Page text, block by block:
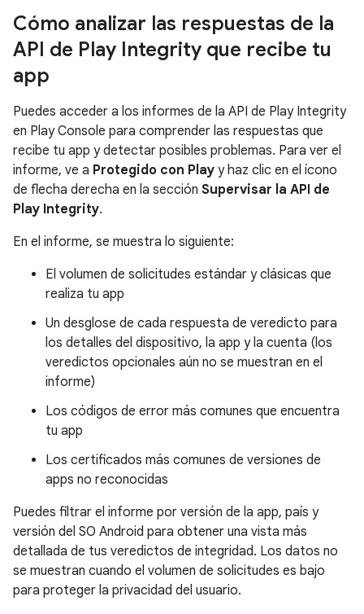
Cómo analizar las respuestas de la
API de Play Integrity que recibe tu
app
Puedes acceder a los informes de la API de Play Integrity
en Play Console para comprender las respuestas que
recibe tu app y detectar posibles problemas. Para ver el
informe, ve a Protegido con Play y haz clic en el ícono
de flecha derecha en la sección Supervisar la API de
Play Integrity.
En el informe, se muestra lo siguiente:
El volumen de solicitudes estándar y clásicas que
realiza tu app
Un desglose de cada respuesta de veredicto para
los detalles del dispositivo, la app y la cuenta (los
veredictos opcionales aún no se muestran en el
informe)
Los códigos de error más comunes que encuentra
tu app
Los certificados más comunes de versiones de
apps no reconocidas
Puedes filtrar el informe por versión de la app, país y
versión del SO Android para obtener una vista más
detallada de tus veredictos de integridad. Los datos no
se muestran cuando el volumen de solicitudes es bajo
para proteger la privacidad del usuario.